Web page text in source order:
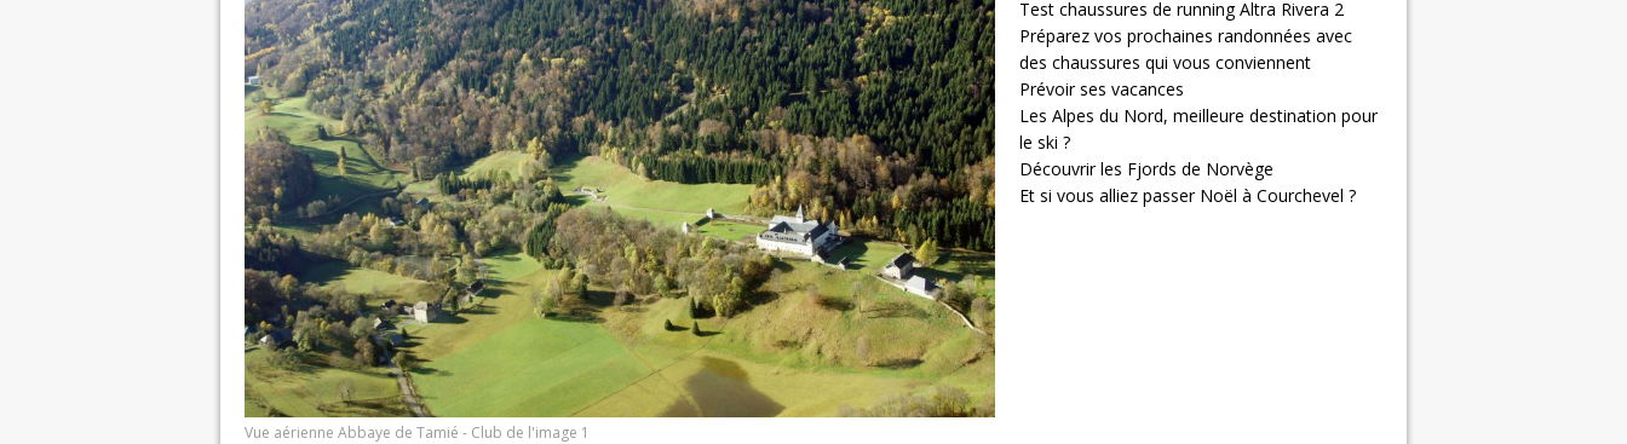
Vue aérienne Abbaye de Tamié - Club de l'image 1
Test chaussures de running Altra Rivera 2
Préparez vos prochaines randonnées avec
des chaussures qui vous conviennent
Prévoir ses vacances
Les Alpes du Nord, meilleure destination pour
le ski ?
Découvrir les Fjords de Norvège
Et si vous alliez passer Noël à Courchevel ?